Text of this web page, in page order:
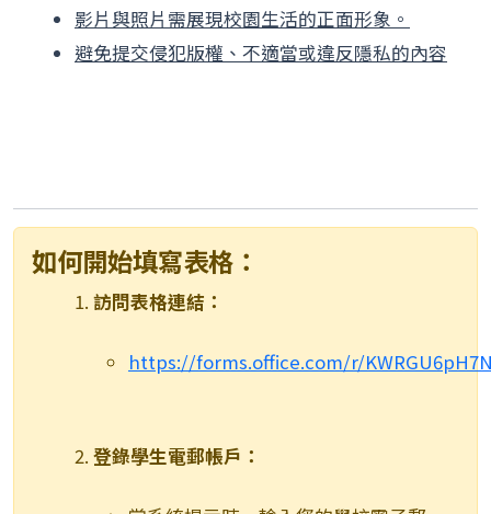
影片與照片需展現校園生活的正面形象。
避免提交侵犯版權、不適當或違反隱私的內容
如何開始填寫表格：
訪問表格連結：
https://forms.office.com/r/
登錄學生電郵帳戶：